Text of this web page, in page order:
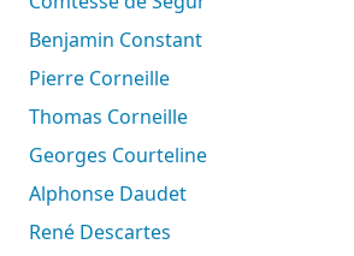
Benjamin Constant
Pierre Corneille
Thomas Corneille
Georges Courteline
Alphonse Daudet
René Descartes